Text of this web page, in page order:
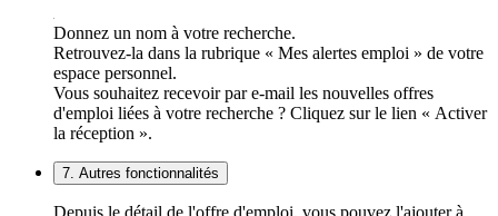
Donnez un nom à votre recherche.
Retrouvez-la dans la rubrique « Mes alertes emploi » de votre
espace personnel.
Vous souhaitez recevoir par e-mail les nouvelles offres
d'emploi liées à votre recherche ? Cliquez sur le lien « Activer
la réception ».
7. Autres fonctionnalités
Depuis le détail de l'offre d'emploi, vous pouvez l'ajouter à